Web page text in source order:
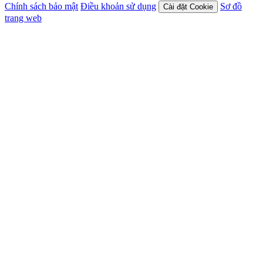
Chính sách bảo mật Điều khoản sử dụng Cài đặt Cookie
Sơ đồ
trang web